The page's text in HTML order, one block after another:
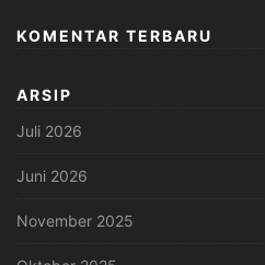
KOMENTAR TERBARU
ARSIP
Juli 2026
Juni 2026
November 2025